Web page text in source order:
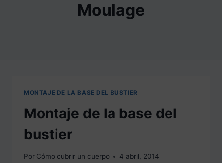
Moulage
MONTAJE DE LA BASE DEL BUSTIER
Montaje de la base del
bustier
Por Cómo cubrir un cuerpo 4 abril, 2014